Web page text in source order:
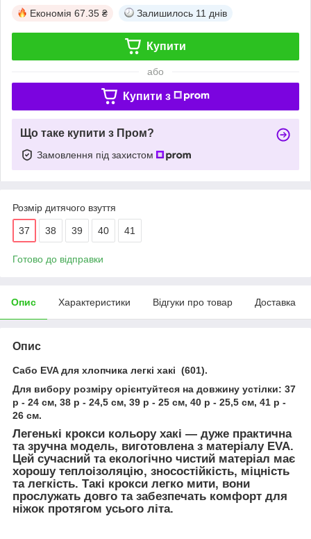
Економія 67.35 ₴ Залишилось 11 днів
Купити
або
Купити з
Що таке купити з Пром?
Замовлення під захистом
Розмір дитячого взуття
37 38 39 40 41
Готово до відправки
Опис Характеристики Відгуки про товар Доставка
Опис
Сабо EVA для хлопчика легкі хакі (601).
Для вибору розміру орієнтуйтеся на довжину устілки: 37
р - 24 см, 38 р - 24,5 см, 39 р - 25 см, 40 р - 25,5 см, 41 р -
26 см.
Легенькі крокси кольору хакі — дуже практична
та зручна модель, виготовлена з матеріалу EVA.
Цей сучасний та екологічно чистий матеріал має
хорошу теплоізоляцію, зносостійкість, міцність
та легкість. Такі крокси легко мити, вони
прослужать довго та забезпечать комфорт для
ніжок протягом усього літа.